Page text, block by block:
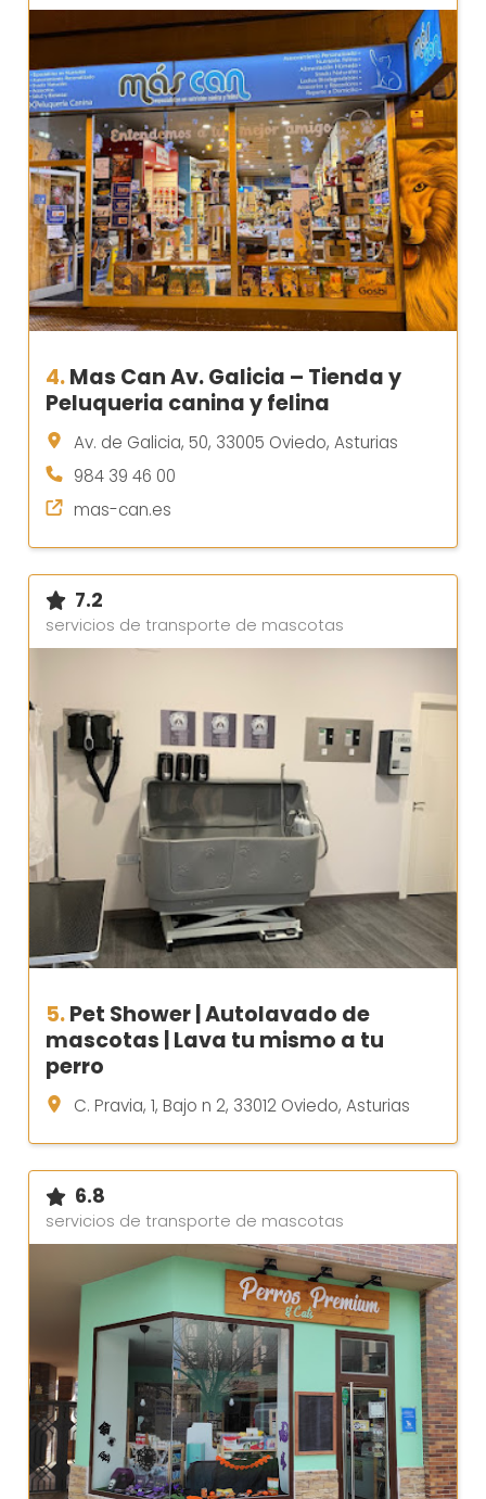
4.Mas Can Av. Galicia – Tienda y
Peluqueria canina y felina
Av. de Galicia, 50, 33005 Oviedo, Asturias
984 39 46 00
mas-can.es
7.2
servicios de transporte de mascotas
5.Pet Shower | Autolavado de
mascotas | Lava tu mismo a tu
perro
C. Pravia, 1, Bajo n 2, 33012 Oviedo, Asturias
6.8
servicios de transporte de mascotas